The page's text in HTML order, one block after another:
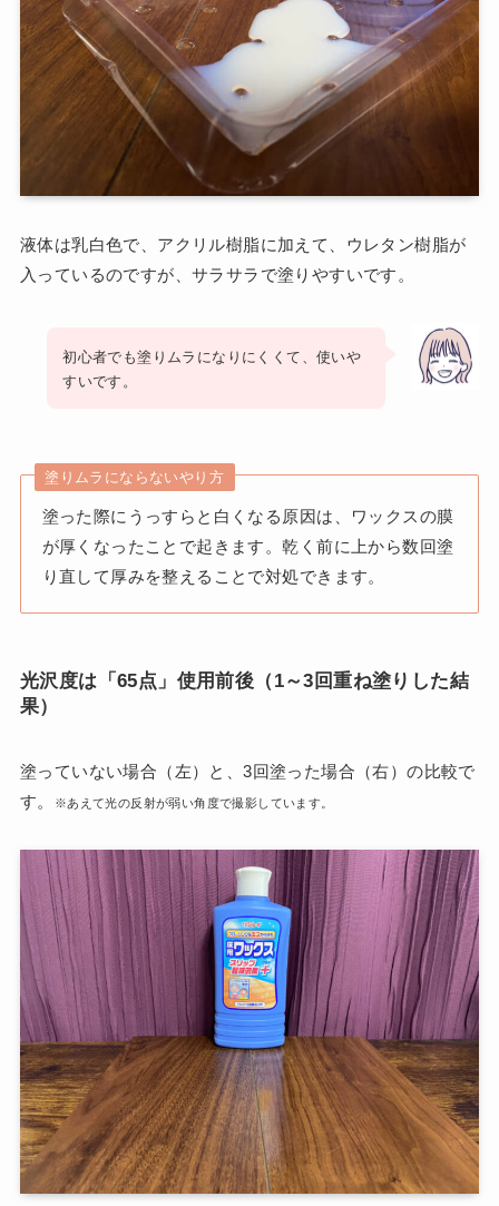
液体は乳白色で、アクリル樹脂に加えて、ウレタン樹脂が
入っているのですが、サラサラで塗りやすいです。
初心者でも塗りムラになりにくくて、使いや
すいです。
塗りムラにならないやり方
塗った際にうっすらと白くなる原因は、ワックスの膜
が厚くなったことで起きます。乾く前に上から数回塗
り直して厚みを整えることで対処できます。
光沢度は「65点」使用前後（1～3回重ね塗りした結
果）
塗っていない場合（左）と、3回塗った場合（右）の比較で
す。
※あえて光の反射が弱い角度で撮影しています。